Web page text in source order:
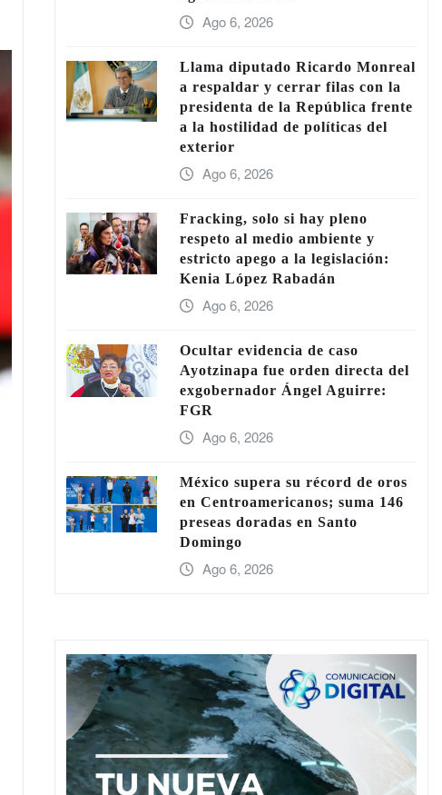
Ago 6, 2026
Llama diputado Ricardo Monreal
a respaldar y cerrar filas con la
presidenta de la República frente
a la hostilidad de políticas del
exterior
Ago 6, 2026
Fracking, solo si hay pleno
respeto al medio ambiente y
estricto apego a la legislación:
Kenia López Rabadán
Ago 6, 2026
Ocultar evidencia de caso
Ayotzinapa fue orden directa del
exgobernador Ángel Aguirre:
FGR
Ago 6, 2026
México supera su récord de oros
en Centroamericanos; suma 146
preseas doradas en Santo
Domingo
Ago 6, 2026